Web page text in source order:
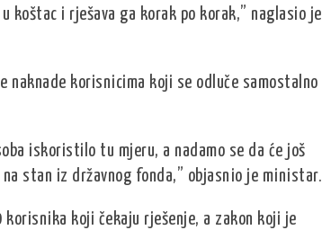
koštac i rješava ga korak po korak,” naglasio je
naknade korisnicima koji se odluče samostalno
iskoristilo tu mjeru, a nadamo se da će još
stan iz državnog fonda,” objasnio je ministar.
koji čekaju rješenje, a zakon koji je